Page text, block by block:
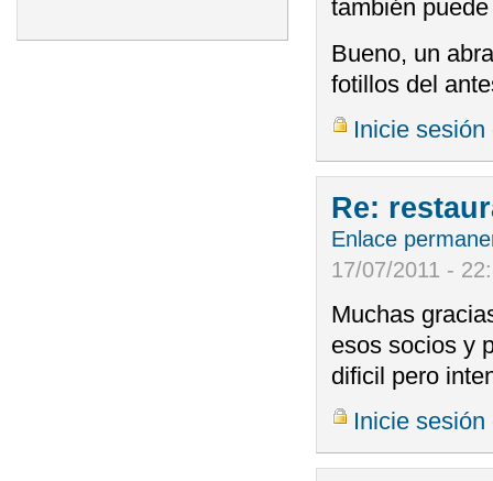
también
Bueno, un
fotillos del
Inicie sesión
Re:
Enlace
17/07/2011 -
Muchas
esos socios y
dificil pero
Inicie sesión